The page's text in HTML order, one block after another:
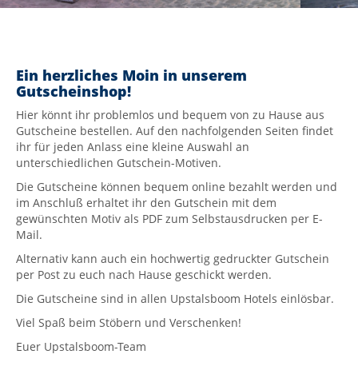
Ein herzliches Moin in unserem
Gutscheinshop!
Hier könnt ihr problemlos und bequem von zu Hause aus
Gutscheine bestellen. Auf den nachfolgenden Seiten findet
ihr für jeden Anlass eine kleine Auswahl an
unterschiedlichen Gutschein-Motiven.
Die Gutscheine können bequem online bezahlt werden und
im Anschluß erhaltet ihr den Gutschein mit dem
gewünschten Motiv als PDF zum Selbstausdrucken per E-
Mail.
Alternativ kann auch ein hochwertig gedruckter Gutschein
per Post zu euch nach Hause geschickt werden.
Die Gutscheine sind in allen Upstalsboom Hotels einlösbar.
Viel Spaß beim Stöbern und Verschenken!
Euer Upstalsboom-Team